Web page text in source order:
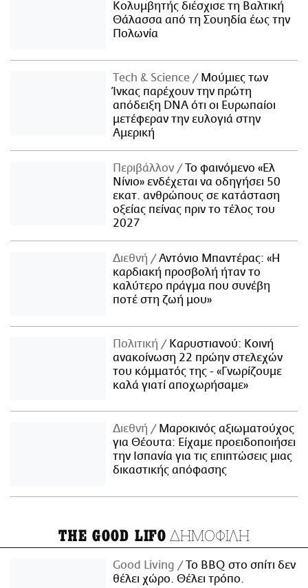
Κολυμβητής διέσχισε τη Βαλτική
Θάλασσα από τη Σουηδία έως την
Πολωνία
Τech & Science
Μούμιες των
Ίνκας παρέχουν την πρώτη
απόδειξη DNA ότι οι Ευρωπαίοι
μετέφεραν την ευλογιά στην
Αμερική
Περιβάλλον
Το φαινόμενο «Ελ
Νίνιο» ενδέχεται να οδηγήσει 50
εκατ. ανθρώπους σε κατάσταση
οξείας πείνας πριν το τέλος του
2027
Διεθνή
Αντόνιο Μπαντέρας: «Η
καρδιακή προσβολή ήταν το
καλύτερο πράγμα που συνέβη
ποτέ στη ζωή μου»
Πολιτική
Καρυστιανού: Κοινή
ανακοίνωση 22 πρώην στελεχών
του κόμματός της - «Γνωρίζουμε
καλά γιατί αποχωρήσαμε»
Διεθνή
Μαροκινός αξιωματούχος
για Θέουτα: Είχαμε προειδοποιήσει
την Ισπανία για τις επιπτώσεις μιας
δικαστικής απόφασης
THE GOOD LIFO ΔΗΜΟΦΙΛΗ
Good Living
Το BBQ στο σπίτι δεν
θέλει χώρο. Θέλει τρόπο.